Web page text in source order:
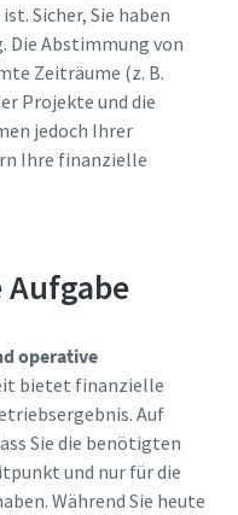
Sicher, Sie haben
Die Abstimmung von
Zeiträume (z. B.
Projekte und die
jedoch Ihrer
Ihre finanzielle
operative
bietet finanzielle
Auf
Sie die benötigten
und nur für die
Während Sie heute